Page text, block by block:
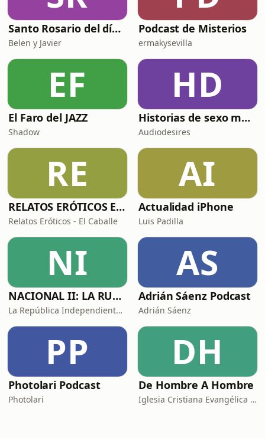
Santo Rosario del día. 🙏 Reza con nosotros en castellano 🇪🇸
Belen y Javier
Podcast de Misterios
ermakysevilla
EF
El Faro del JAZZ
Shadow
HD
Historias de sexo muy intensas y calientes
Audiodesires
RE
RELATOS ERÓTICOS El Caballero Oscuro
Relatos Eróticos - El Caballe
AI
Actualidad iPhone
Luis Padilla
NI
NACIONAL II: LA RUTA DEL EXILIO
La República Independiente de la Radio
AS
Adrián Sáenz Podcast
Adrián Sáenz
PP
Photolari Podcast
Photolari
DH
De Hombre A Hombre
Iglesia Cristiana Evangélica de Chamartín